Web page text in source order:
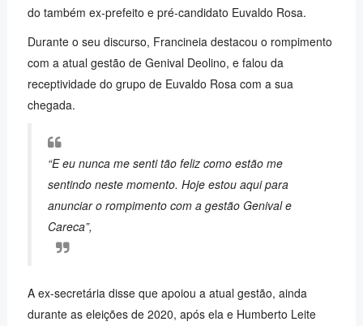
do também ex-prefeito e pré-candidato Euvaldo Rosa.
Durante o seu discurso, Francineia destacou o rompimento
com a atual gestão de Genival Deolino, e falou da
receptividade do grupo de Euvaldo Rosa com a sua
chegada.
“E eu nunca me senti tão feliz como estão me
sentindo neste momento. Hoje estou aqui para
anunciar o rompimento com a gestão Genival e
Careca”,
A ex-secretária disse que apoiou a atual gestão, ainda
durante as eleições de 2020, após ela e Humberto Leite